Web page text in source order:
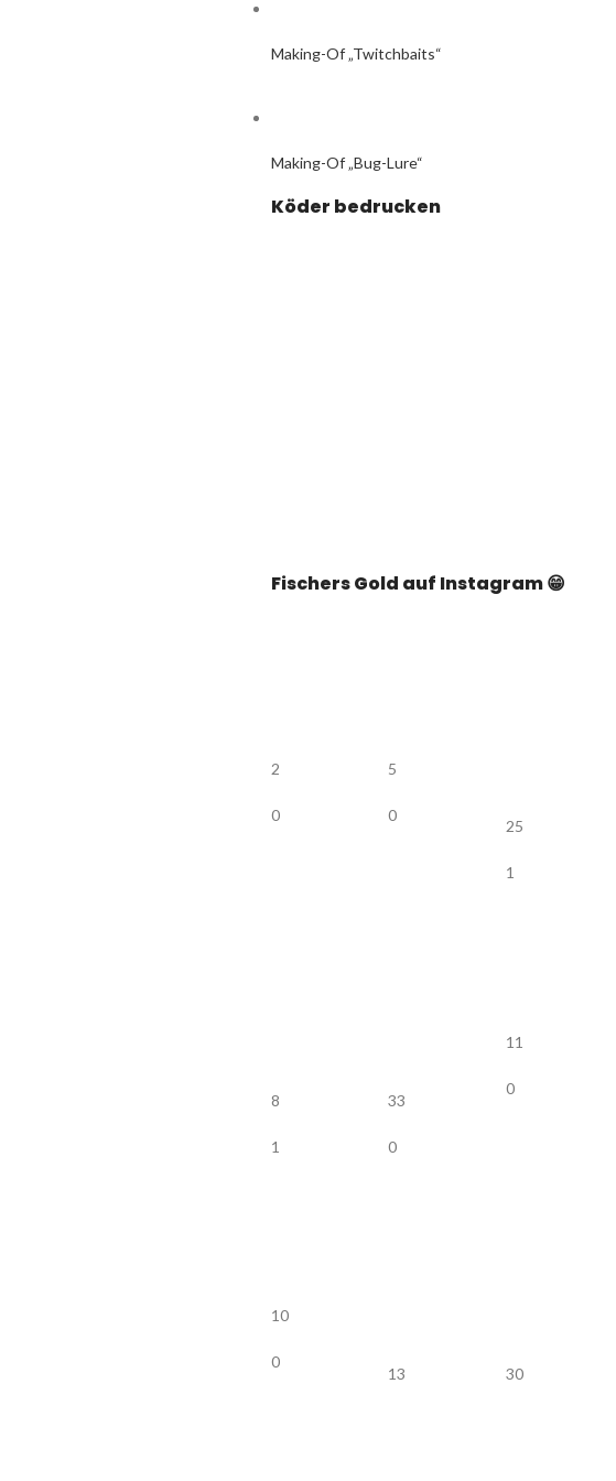
Making-Of „Twitchbaits“
Making-Of „Bug-Lure“
Köder bedrucken
Fischers Gold auf Instagram 😁
2
0
5
0
25
1
8
1
33
0
11
0
10
0
13 30